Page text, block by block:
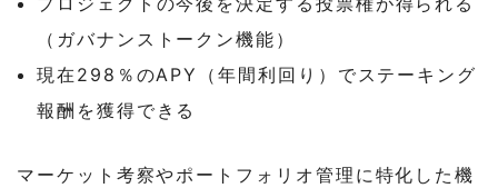
（ガバナンストークン機能）
現在298％のAPY（年間利回り）でステーキング
報酬を獲得できる
マーケット考察やポートフォリオ管理に特化した機